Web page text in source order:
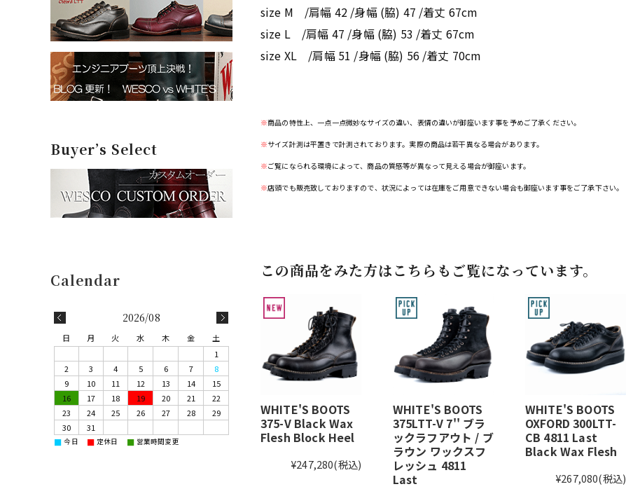
size M /肩幅 42 /身幅 (脇) 47 /着丈 67cm
size L /肩幅 47 /身幅 (脇) 53 /着丈 67cm
size XL /肩幅 51 /身幅 (脇) 56 /着丈 70cm
※商品の特性上、一点一点微妙なサイズの違い、表情の違いが御座います事を予めご了承ください。
※サイズ計測は平置きで計測されております。実際の商品は若干異なる場合があります。
※ご覧になられる環境によって、商品の質感等が異なって見える場合が御座います。
※店頭でも販売致しておりますので、状況によっては在庫をご用意できない場合も御座います事をご了承下さい。
この商品をみた方はこちらもご覧になっています。
WHITE'S BOOTS
375-V Black Wax
Flesh Block Heel
¥247,280(税込)
WHITE'S BOOTS
375LTT-V 7'' ブラ
ックラフアウト / ブ
ラウン ワックスフ
レッシュ 4811
Last
WHITE'S BOOTS
OXFORD 300LTT-
CB 4811 Last
Black Wax Flesh
¥267,080(税込)
Buyer’s Select
2026/08
日 月 火 水 木 金
土
1
2
3 4 5 6 7
8
9
10 11 12 13 14
15
16
17 18 19 20 21
22
23
24 25 26 27 28
29
30
31
■ 今日 ■ 定休日 ■ 営業時間変更